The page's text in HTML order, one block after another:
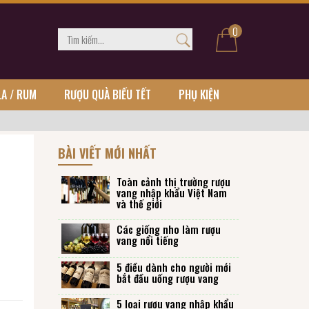
0
/ RUM RƯỢU QUÀ BIẾU TẾT PHỤ KIỆN
BÀI VIẾT MỚI NHẤT
Toàn cảnh thị trường rượu
vang nhập khẩu Việt Nam
và thế giới
Các giống nho làm rượu
vang nổi tiếng
5 điều dành cho người mới
bắt đầu uống rượu vang
5 loại rượu vang nhập khẩu